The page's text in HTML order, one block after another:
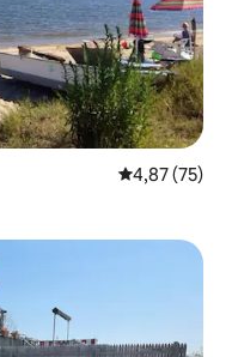
4,87 (75)